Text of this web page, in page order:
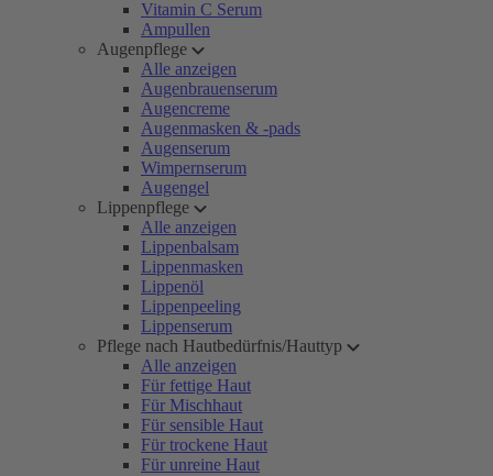
Vitamin C Serum
Ampullen
Augenpflege
Alle anzeigen
Augenbrauenserum
Augencreme
Augenmasken & -pads
Augenserum
Wimpernserum
Augengel
Lippenpflege
Alle anzeigen
Lippenbalsam
Lippenmasken
Lippenöl
Lippenpeeling
Lippenserum
Pflege nach Hautbedürfnis/Hauttyp
Alle anzeigen
Für fettige Haut
Für Mischhaut
Für sensible Haut
Für trockene Haut
Für unreine Haut